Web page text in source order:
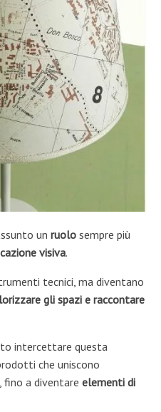
un ruolo sempre più
visiva.
tecnici, ma diventano
gli spazi e raccontare
intercettare questa
che uniscono
, fino a diventare elementi di